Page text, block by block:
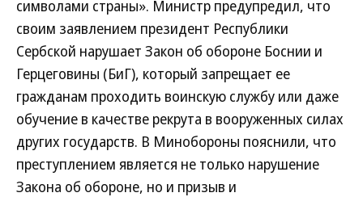
символами страны». Министр предупредил, что
своим заявлением президент Республики
Сербской нарушает Закон об обороне Боснии и
Герцеговины (БиГ), который запрещает ее
гражданам проходить воинскую службу или даже
обучение в качестве рекрута в вооруженных силах
других государств. В Минобороны пояснили, что
преступлением является не только нарушение
Закона об обороне, но и призыв и